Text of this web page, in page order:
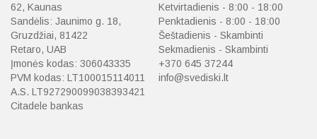
62, Kaunas
Sandėlis: Jaunimo g. 18,
Gruzdžiai, 81422
Retaro, UAB
Įmonės kodas: 306043335
PVM kodas: LT100015114011
A.S. LT927290099038393421
Citadele bankas
Ketvirtadienis - 8:00 - 18:00
Penktadienis - 8:00 - 18:00
Šeštadienis - Skambinti
Sekmadienis - Skambinti
+370 645 37244
info@svediski.lt